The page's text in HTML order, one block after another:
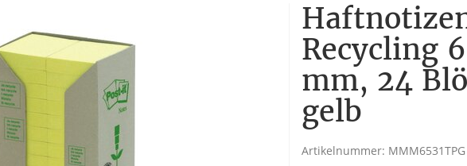
Recycling
mm, 24
gelb
Artikelnummer: MMM6531TPG